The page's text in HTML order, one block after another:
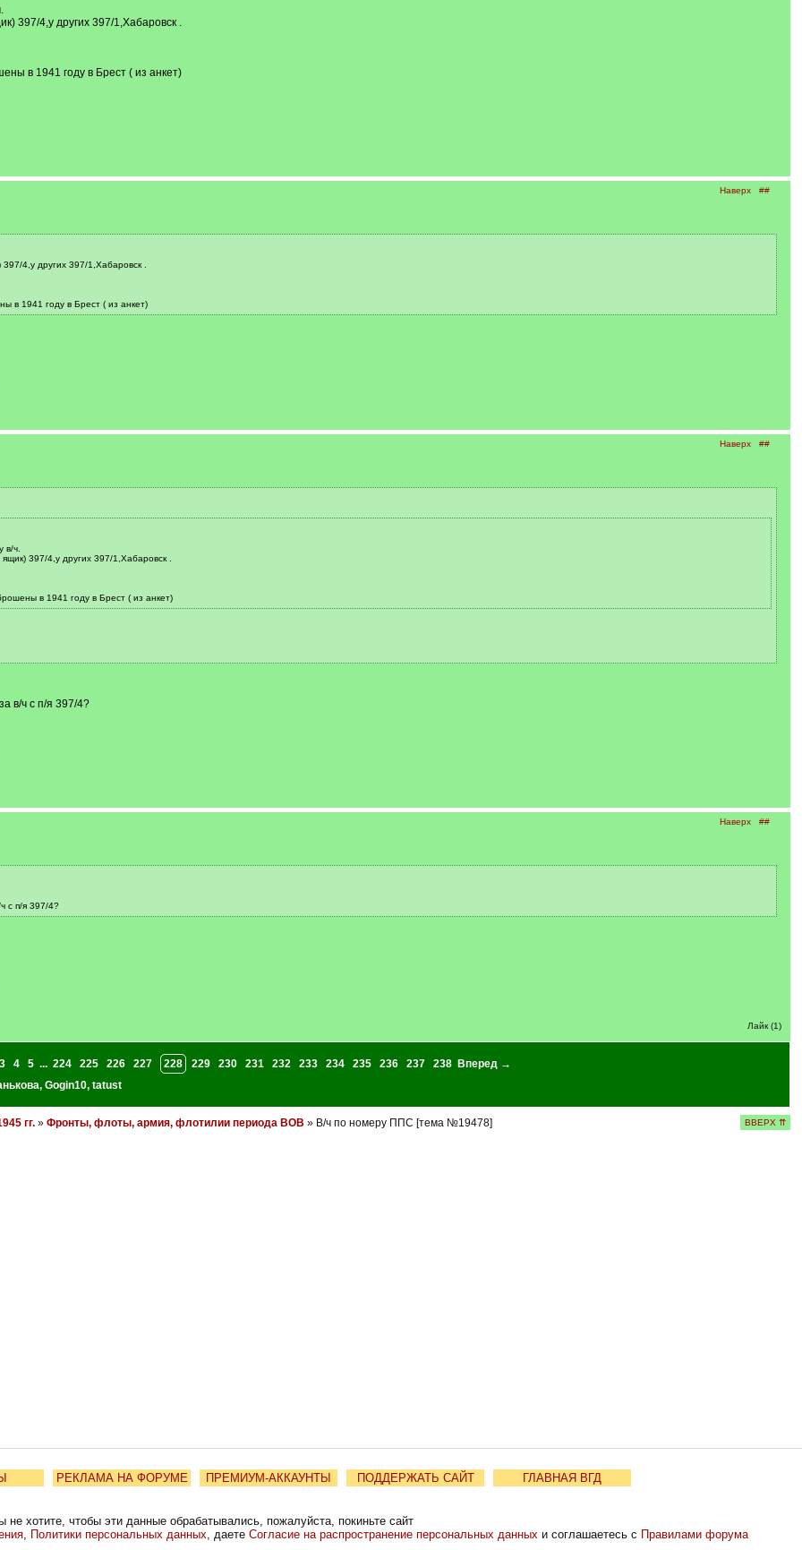
397/4,у других 397/1,Хабаровск .
в 1941 году в Брест ( из анкет)
Наверх ##
4,у других 397/1,Хабаровск .
в 1941 году в Брест ( из анкет)
Наверх ##
в/ч.
397/4,у других 397/1,Хабаровск .
в 1941 году в Брест ( из анкет)
в/ч с п/я 397/4?
Наверх ##
с п/я 397/4?
Лайк (1)
3 4 5 ... 224 225 226 227 228 229 230 231 232 233 234 235 236 237 238
Вперед →
, Gogin10, tatust
гг.» Фронты, флоты, армия, флотилии периода ВОВ » В/ч по номеру ППС [тема №19478] ВВЕРХ ⇈
РЕКЛАМА НА ФОРУМЕ ПРЕМИУМ-АККАУНТЫ ПОДДЕРЖАТЬ САЙТ
ГЛАВНАЯ ВГД
хотите, чтобы эти данные обрабатывались, пожалуйста, покиньте сайт
, Политики персональных данных, даете Согласие на распространение персональных данных и соглашаетесь с Правилами форума